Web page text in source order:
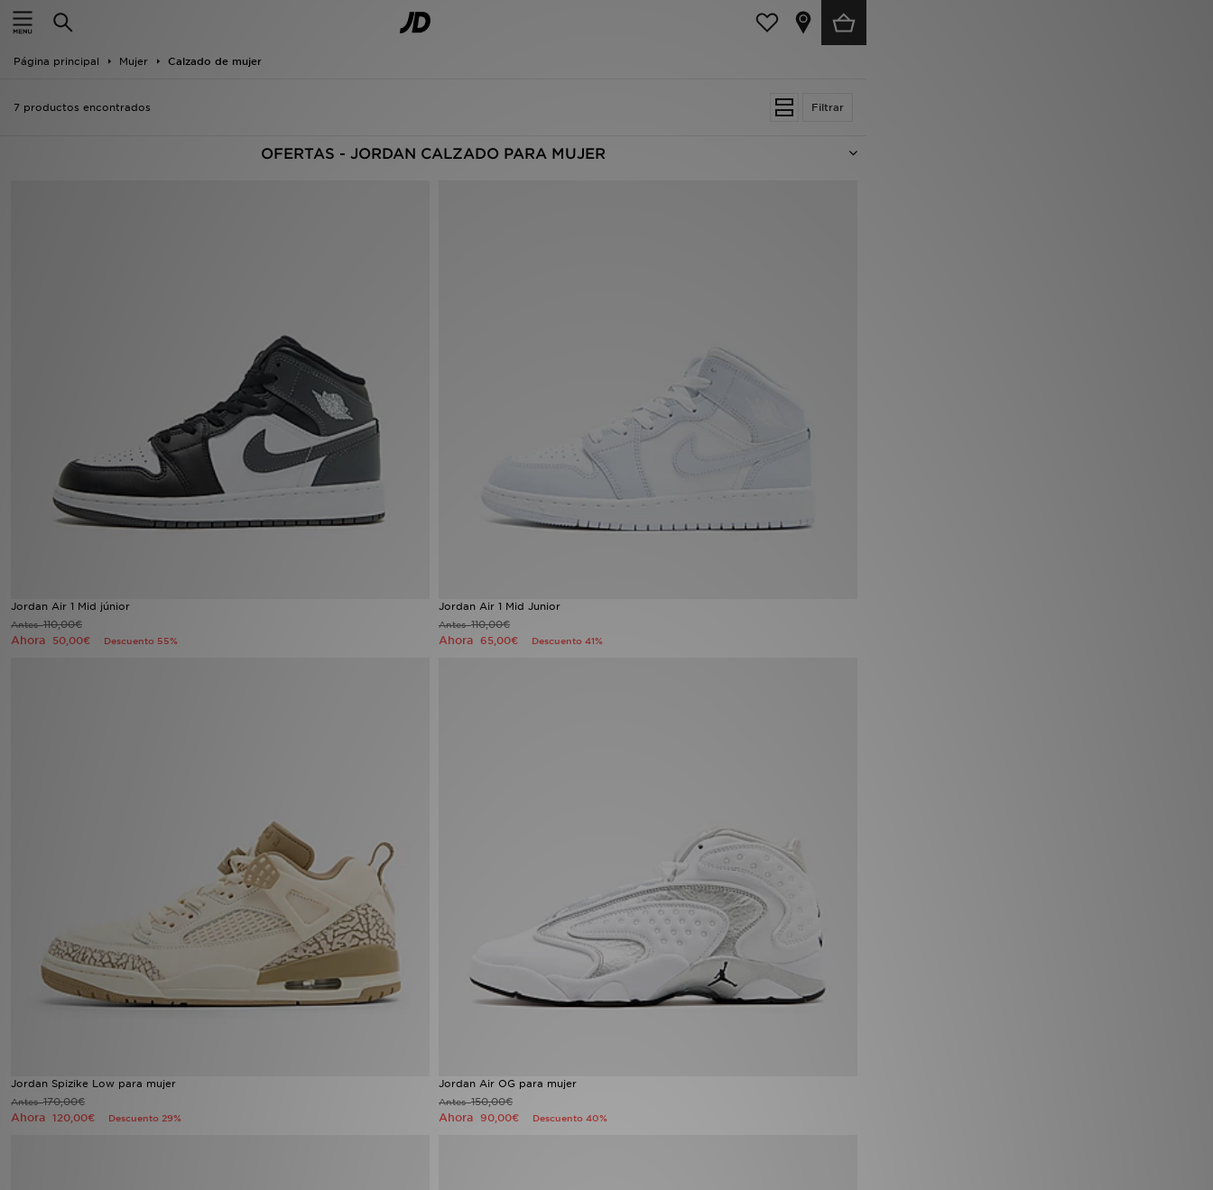
Página principal Mujer Calzado de mujer
Filtrar
7 productos encontrados
OFERTAS - JORDAN CALZADO PARA MUJER
Jordan Air 1 Mid júnior
Antes110,00€
Ahora 50,00€ Descuento 55%
Jordan Air 1 Mid Junior
Antes110,00€
Ahora 65,00€ Descuento 41%
Jordan Spizike Low para mujer
Antes170,00€
Ahora 120,00€ Descuento 29%
Jordan Air OG para mujer
Antes150,00€
Ahora 90,00€ Descuento 40%
Hombre
Mujer
Niños